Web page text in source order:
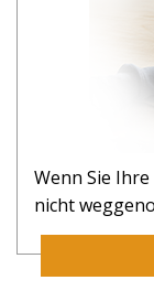
Wenn Sie
nicht